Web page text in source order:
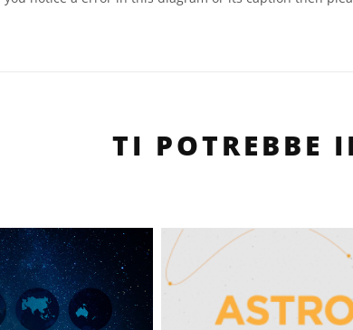
TI POTREBBE